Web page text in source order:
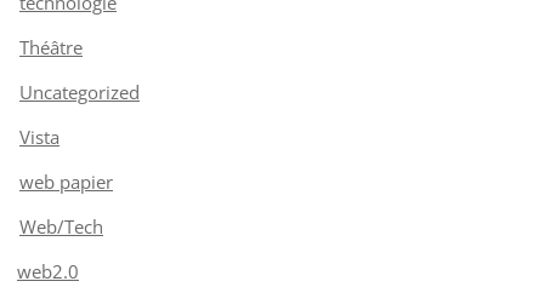
Théâtre
Uncategorized
Vista
web papier
Web/Tech
web2.0